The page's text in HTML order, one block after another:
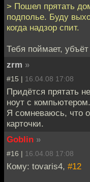
> Пошел прятать
подполье. Буду
когда надзор спит.
Тебя поймает,
zrm »
#15 | 16.04.08 17:08
Придётся прятать
ноут с компьютером.
Я сомневаюсь, что
карточки.
Goblin »
#16 | 16.04.08 17:08
Кому: tovaris4, #12